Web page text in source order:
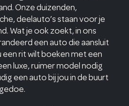
Onze duizenden,
deelauto’s staan voor je
Wat je ook zoekt, in ons
een auto die aansluit
een rit wilt boeken met een
luxe, ruimer model nodig
een auto bij jou in de buurt